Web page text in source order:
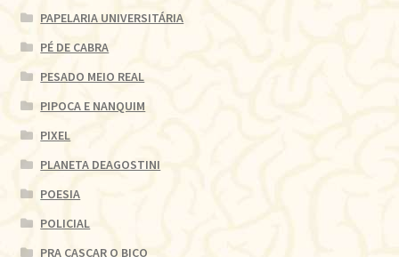
PAPELARIA UNIVERSITÁRIA
PÉ DE CABRA
PESADO MEIO REAL
PIPOCA E NANQUIM
PIXEL
PLANETA DEAGOSTINI
POESIA
POLICIAL
PRA CASCAR O BICO